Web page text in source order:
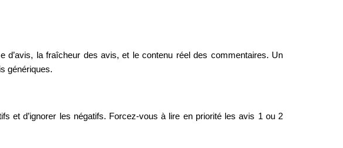
la fraîcheur des avis, et le contenu réel des commentaires. Un
génériques.
et d’ignorer les négatifs. Forcez-vous à lire en priorité les avis 1 ou 2